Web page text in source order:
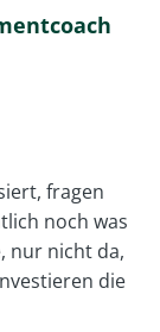
fragen
noch was
nur nicht da,
die